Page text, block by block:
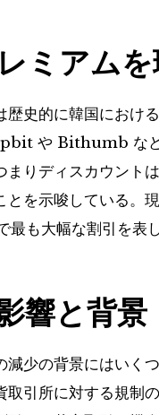
ミアム
歴史的に韓国におけ
や Bithumb など
まりディスカウント
とを示唆している。
最も大幅な割引を表
響と背景
減少の背景にはいく
取引所に対する規制